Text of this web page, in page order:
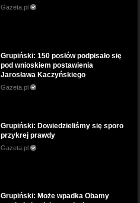
Gazeta.pl
Grupiński: 150 posłów podpisało się
pod wnioskiem postawienia
Jarosława Kaczyńskiego
Gazeta.pl
Grupiński: Dowiedzieliśmy się sporo
przykrej prawdy
Gazeta.pl
Grupiński: Może wpadka Obamy